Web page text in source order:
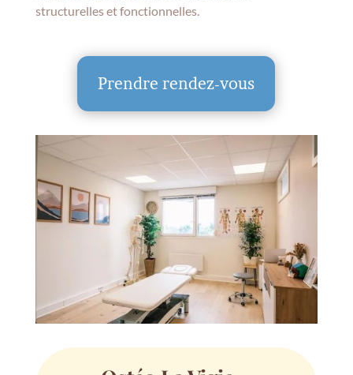
structurelles et fonctionnelles.
Prendre rendez-vous